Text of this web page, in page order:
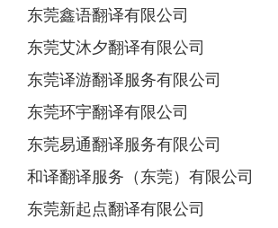
东莞鑫语翻译有限公司
东莞艾沐夕翻译有限公司
东莞译游翻译服务有限公司
东莞环宇翻译有限公司
东莞易通翻译服务有限公司
和译翻译服务（东莞）有限公司
东莞新起点翻译有限公司